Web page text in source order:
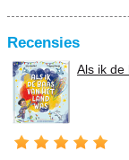
Recensies
Als ik de